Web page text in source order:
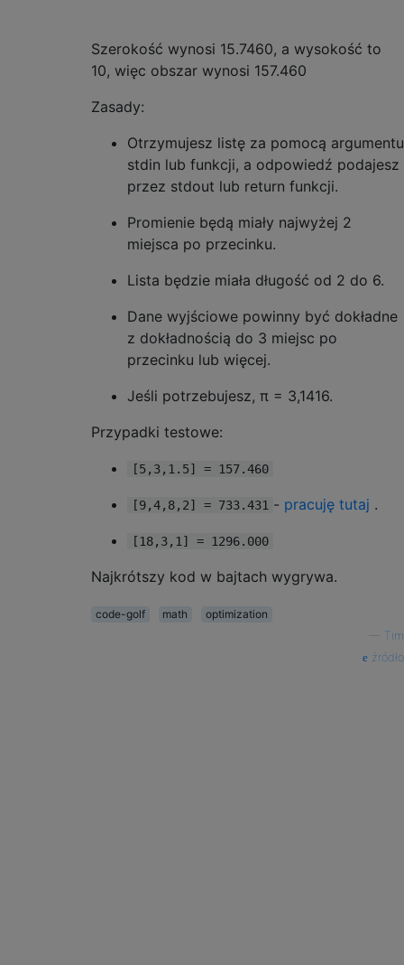
Szerokość wynosi 15.7460, a wysokość to
10, więc obszar wynosi 157.460
Zasady:
Otrzymujesz listę za pomocą argumentu
stdin lub funkcji, a odpowiedź podajesz
przez stdout lub return funkcji.
Promienie będą miały najwyżej 2
miejsca po przecinku.
Lista będzie miała długość od 2 do 6.
Dane wyjściowe powinny być dokładne
z dokładnością do 3 miejsc po
przecinku lub więcej.
Jeśli potrzebujesz, π = 3,1416.
Przypadki testowe:
[5,3,1.5] = 157.460
[9,4,8,2] = 733.431 - pracuję tutaj .
[18,3,1] = 1296.000
Najkrótszy kod w bajtach wygrywa.
code-golf math
optimization
Tim
źródło